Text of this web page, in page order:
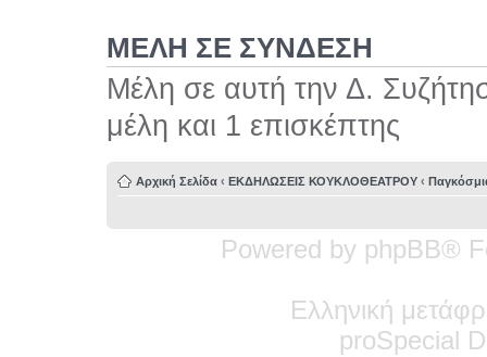
ΜΕΛΗ ΣΕ ΣΥΝΔΕΣΗ
Μέλη σε αυτή την Δ.
μέλη και 1 επισκέπτης
Αρχική Σελίδα ‹ ΕΚΔΗΛΩΣΕΙΣ ΚΟΥΚΛΟΘΕΑΤΡΟΥ ‹
Powered by phpBB®
Ελληνική
proSpecial